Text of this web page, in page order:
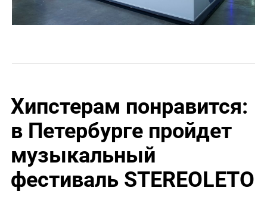
Хипстерам понравится:
в Петербурге пройдет
музыкальный
фестиваль STEREOLETO